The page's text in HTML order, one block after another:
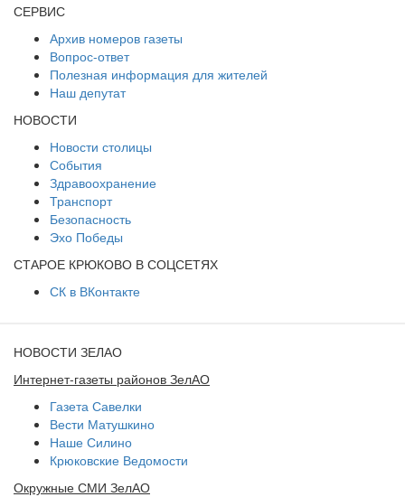
СЕРВИС
Архив номеров газеты
Вопрос-ответ
Полезная информация для жителей
Наш депутат
НОВОСТИ
Новости столицы
События
Здравоохранение
Транспорт
Безопасность
Эхо Победы
СТАРОЕ КРЮКОВО В СОЦСЕТЯХ
СК в ВКонтакте
НОВОСТИ ЗЕЛАО
Интернет-газеты районов ЗелАО
Газета Савелки
Вести Матушкино
Наше Силино
Крюковские Ведомости
Окружные СМИ ЗелАО